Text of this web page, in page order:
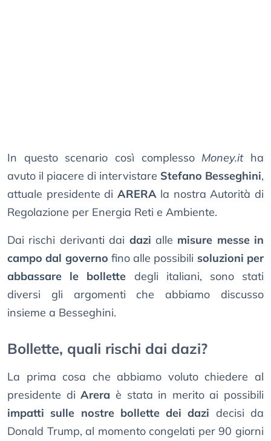
In questo scenario così complesso Money.itha
avuto il piacere di intervistare Stefano Besseghini,
attuale presidente di ARERAla nostra Autorità di
Regolazione per Energia Reti e Ambiente.
Dai rischi derivanti dai dazi alle misure messe in
campo dal governo fino alle possibili soluzioni per
abbassare le bollette degli italiani, sono stati
diversi gli argomenti che abbiamo discusso
insieme a Besseghini.
Bollette, quali rischi dai dazi?
La prima cosa che abbiamo voluto chiedere al
presidente diArera è stata in merito ai possibili
impatti sulle nostre bollette dei dazi decisi da
Donald Trump, al momento congelati per 90 giorni